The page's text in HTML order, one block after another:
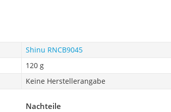
Shinu RNCB9045
120 g
Keine Herstellerangabe
Nachteile